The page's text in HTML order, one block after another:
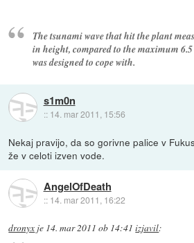
The tsunami wave that hit the plant
in height, compared to the maximum
was designed to cope with.
s1m0n
:: 14. mar 2011, 15:56
Nekaj pravijo, da so gorivne palice v
že v celoti izven vode.
AngelOfDeath
:: 14. mar 2011, 16:22
dronyx je 14. mar 2011 ob 14:41 izjavil: